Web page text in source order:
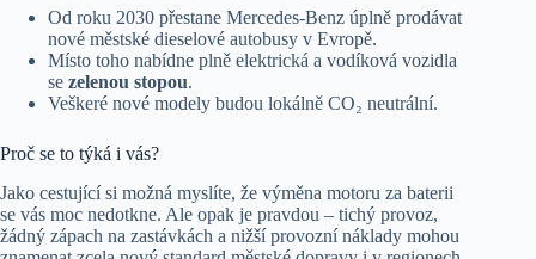
Od roku 2030 přestane Mercedes-Benz úplně prodávat
nové městské dieselové autobusy v Evropě.
Místo toho nabídne plně elektrická a vodíková vozidla
se zelenou stopou.
Veškeré nové modely budou lokálně CO₂ neutrální.
Proč se to týká i vás?
Jako cestující si možná myslíte, že výměna motoru za baterii
se vás moc nedotkne. Ale opak je pravdou – tichý provoz,
žádný zápach na zastávkách a nižší provozní náklady mohou